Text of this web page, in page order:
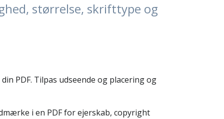
størrelse, skrifttype og
PDF. Tilpas udseende og placering og
i en PDF for ejerskab, copyright